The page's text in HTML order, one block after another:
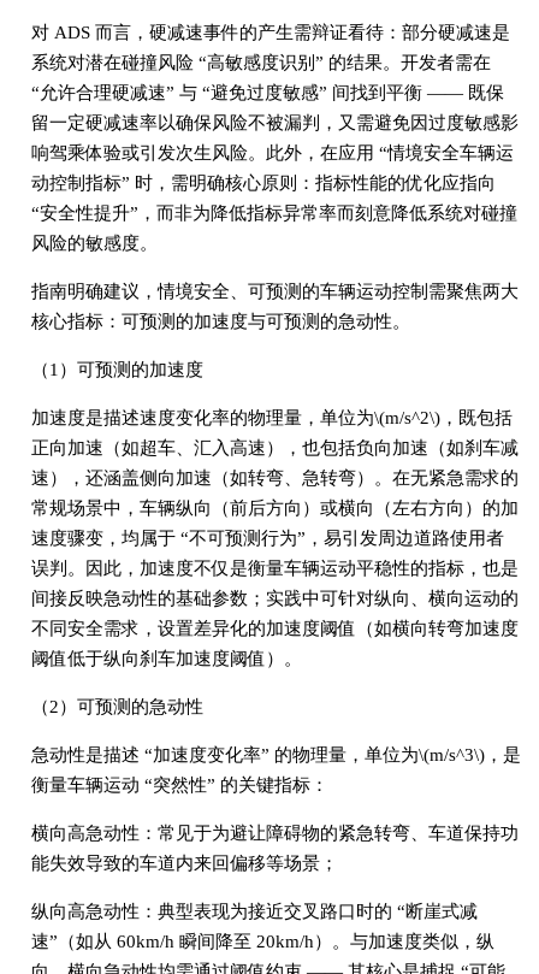
对 ADS 而言，硬减速事件的产生需辩证看待：部分硬减速是
系统对潜在碰撞风险 “高敏感度识别” 的结果。开发者需在
“允许合理硬减速” 与 “避免过度敏感” 间找到平衡 —— 既保
留一定硬减速率以确保风险不被漏判，又需避免因过度敏感影
响驾乘体验或引发次生风险。此外，在应用 “情境安全车辆运
动控制指标” 时，需明确核心原则：指标性能的优化应指向
“安全性提升”，而非为降低指标异常率而刻意降低系统对碰撞
风险的敏感度。
指南明确建议，情境安全、可预测的车辆运动控制需聚焦两大
核心指标：可预测的加速度与可预测的急动性。
（1）可预测的加速度
加速度是描述速度变化率的物理量，单位为\(m/s^2\)，既包括
正向加速（如超车、汇入高速），也包括负向加速（如刹车减
速），还涵盖侧向加速（如转弯、急转弯）。在无紧急需求的
常规场景中，车辆纵向（前后方向）或横向（左右方向）的加
速度骤变，均属于 “不可预测行为”，易引发周边道路使用者
误判。因此，加速度不仅是衡量车辆运动平稳性的指标，也是
间接反映急动性的基础参数；实践中可针对纵向、横向运动的
不同安全需求，设置差异化的加速度阈值（如横向转弯加速度
阈值低于纵向刹车加速度阈值）。
（2）可预测的急动性
急动性是描述 “加速度变化率” 的物理量，单位为\(m/s^3\)，是
衡量车辆运动 “突然性” 的关键指标：
横向高急动性：常见于为避让障碍物的紧急转弯、车道保持功
能失效导致的车道内来回偏移等场景；
纵向高急动性：典型表现为接近交叉路口时的 “断崖式减
速”（如从 60km/h 瞬间降至 20km/h）。与加速度类似，纵